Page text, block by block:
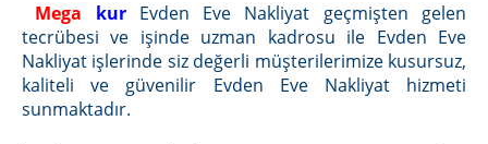
Mega kur Evden Eve Nakliyat geçmişten gelen
tecrübesi ve işinde uzman kadrosu ile Evden Eve
Nakliyat işlerinde siz değerli müşterilerimize kusursuz,
kaliteli ve güvenilir Evden Eve Nakliyat hizmeti
sunmaktadır.